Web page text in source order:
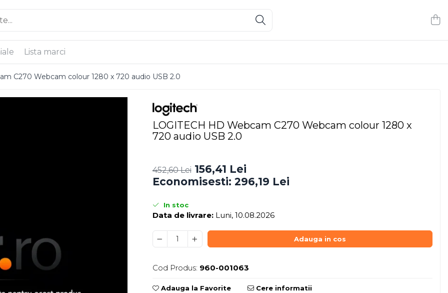
Lista marci
C270 Webcam colour 1280 x 720 audio USB 2.0
LOGITECH HD Webcam C270 Webcam colour 1280 x
720 audio USB 2.0
452,60 Lei 156,41 Lei
Economisesti: 296,19 Lei
In stoc
Data de livrare:Luni, 10.08.2026
Adauga in cos
Cod Produs: 960-001063
Adauga la Favorite Cere informatii